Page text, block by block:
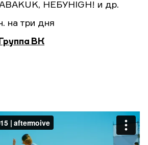
НЕБУHIGH! и др.
на три дня
Группа ВК